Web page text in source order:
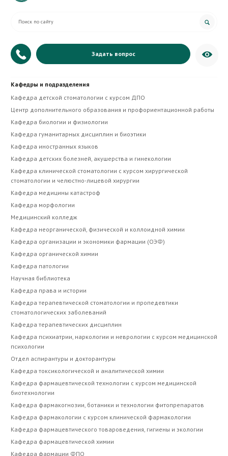
+7 (879) 335-20-07
Приёмная директора
Задать вопрос
Кафедры и подразделения
Кафедра детской стоматологии с курсом ДПО
Центр дополнительного образования и профориентационной работы
Кафедра биологии и физиологии
Кафедра гуманитарных дисциплин и биоэтики
Кафедра иностранных языков
Кафедра детских болезней, акушерства и гинекологии
Кафедра клинической стоматологии с курсом хирургической
стоматологии и челюстно-лицевой хирургии
Кафедра медицины катастроф
Кафедра морфологии
Медицинский колледж
Кафедра неорганической, физической и коллоидной химии
Кафедра организации и экономики фармации (ОЭФ)
Кафедра органической химии
Кафедра патологии
Научная библиотека
Кафедра права и истории
Кафедра терапевтической стоматологии и пропедевтики
стоматологических заболеваний
Кафедра терапевтических дисциплин
Кафедра психиатрии, наркологии и неврологии с курсом медицинской
психологии
Отдел аспирантуры и докторантуры
Кафедра токсикологической и аналитической химии
Кафедра фармацевтической технологии с курсом медицинской
биотехнологии
Кафедра фармакогнозии, ботаники и технологии фитопрепаратов
Кафедра фармакологии с курсом клинической фармакологии
Кафедра фармацевтического товароведения, гигиены и экологии
Кафедра фармацевтической химии
Кафедра фармации ФПО